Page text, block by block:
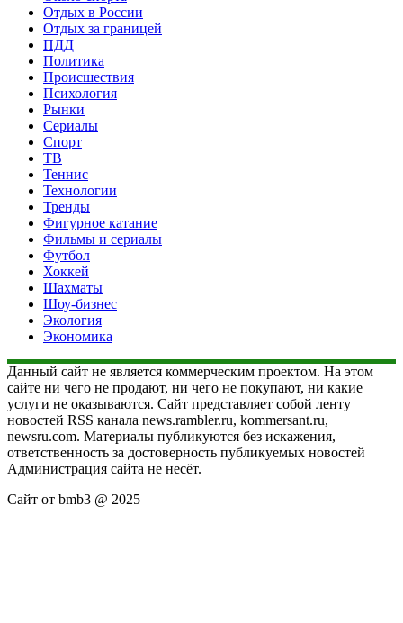
Отдых в России
Отдых за границей
ПДД
Политика
Происшествия
Психология
Рынки
Сериалы
Спорт
ТВ
Теннис
Технологии
Тренды
Фигурное катание
Фильмы и сериалы
Футбол
Хоккей
Шахматы
Шоу-бизнес
Экология
Экономика
Данный сайт не является коммерческим проектом. На этом
сайте ни чего не продают, ни чего не покупают, ни какие
услуги не оказываются. Сайт представляет собой ленту
новостей RSS канала news.rambler.ru, kommersant.ru,
newsru.com. Материалы публикуются без искажения,
ответственность за достоверность публикуемых новостей
Администрация сайта не несёт.
Сайт от bmb3 @ 2025